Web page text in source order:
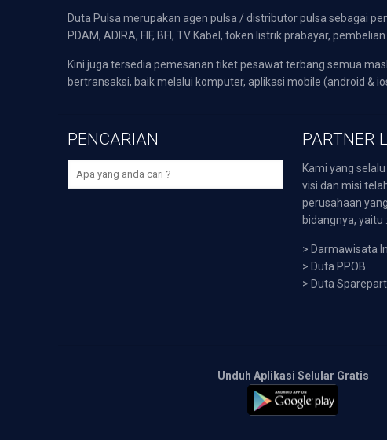
Duta Pulsa merupakan agen pulsa / distributor pulsa sebagai
PDAM, ADIRA, FIF, BFI, TV Kabel, token listrik prabayar,
Kini juga tersedia pemesanan tiket pesawat terbang semua
bertransaksi, baik melalui komputer, aplikasi mobile (android &
PENCARIAN PARTNER
Kami yang
visi dan misi
perusahaan
bidangnya, yaitu :
> Darmawisata
> Duta PPOB
> Duta Sparepart
Unduh Aplikasi Selular Gratis